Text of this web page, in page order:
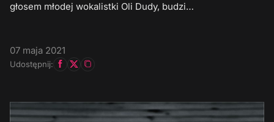
głosem młodej wokalistki Oli Dudy, budzi…
07 maja 2021
Udostępnij: